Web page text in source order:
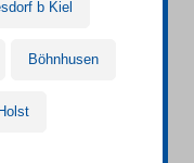
b Kiel
Böhnhusen